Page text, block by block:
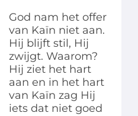
God nam het offer
van Kaïn niet aan.
Hij blijft stil, Hij
zwijgt. Waarom?
Hij ziet het hart
aan en in het hart
van Kaïn zag Hij
iets dat niet goed